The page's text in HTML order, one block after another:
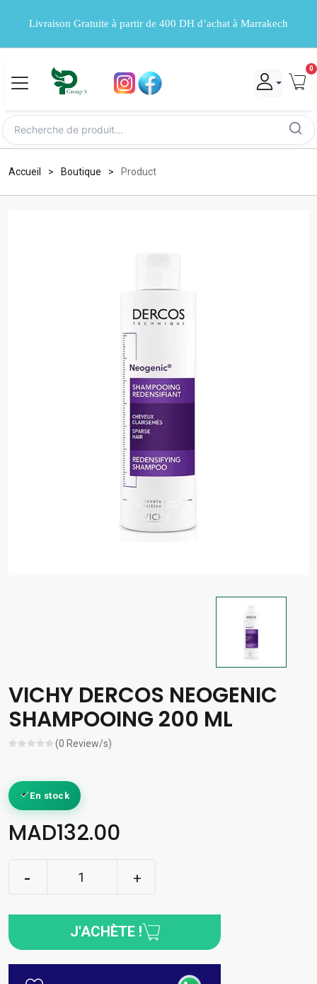
Livraison Gratuite à partir de 400 DH d’achat à Marrakech
0
Accueil Boutique Product
VICHY DERCOS NEOGENIC
SHAMPOOING 200 ML
(0 Review/s)
En stock
MAD132.00
J'ACHÈTE !